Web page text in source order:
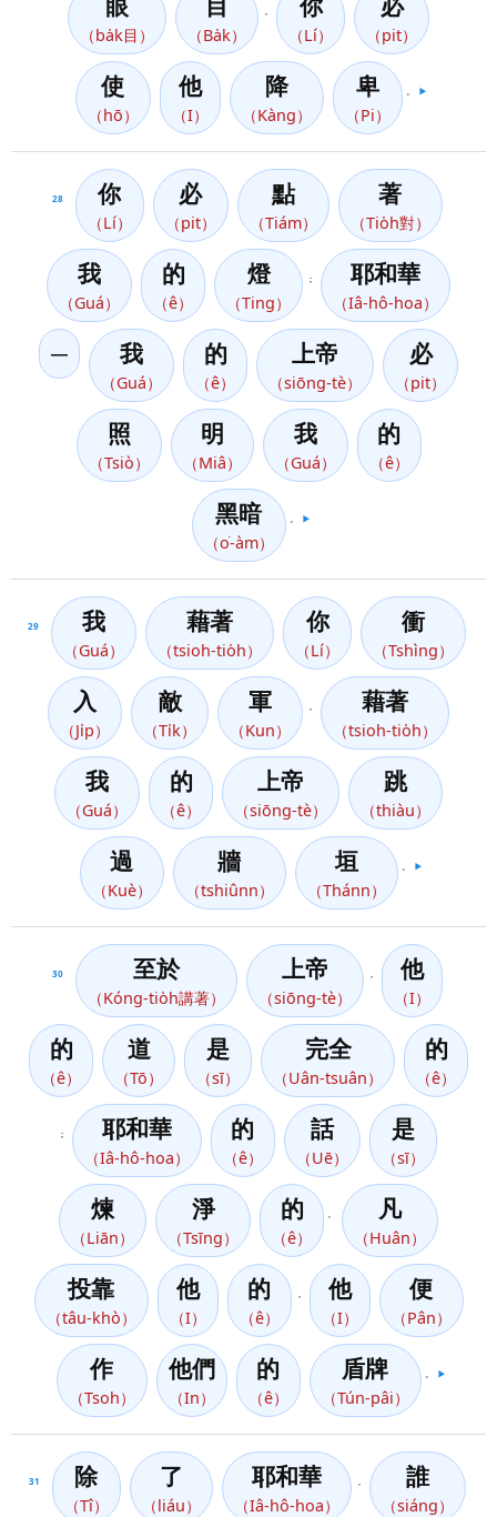
（ba̍k目） （Ba̍k） （Lí） （pit）
使
（hō）
他
（I）
降
（Kàng）
卑
（Pi）
▶️
28 你
（Lí）
必
（pit）
點
（Tiám）
著
（Tio̍h對）
我
（Guá）
的
（ê）
燈
（Ting）
； 耶和華
（Iâ-hô-hoa）
─ 我
（Guá）
的
（ê）
上帝
（siōng-tè）
必
（pit）
照
（Tsiò）
明
（Miâ）
我
（Guá）
的
（ê）
黑暗
（o͘-àm）
▶️
29 我
（Guá）
藉著
（tsioh-tio̍h）
你
（Lí）
衝
（Tshìng）
入
（Ji̍p）
敵
（Ti̍k）
軍
（Kun）
藉著
（tsioh-tio̍h）
我
（Guá）
的
（ê）
上帝
（siōng-tè）
跳
（thiàu）
過
（Kuè）
牆
（tshiûnn）
垣
（Thánn）
▶️
30 至於
（Kóng-tio̍h講著）
上帝
（siōng-tè）
他
（I）
的
（ê）
道
（Tō）
是
（sī）
完全
（Uân-tsuân）
的
（ê）
； 耶和華
（Iâ-hô-hoa）
的
（ê）
話
（Uē）
是
（sī）
煉
（Liān）
淨
（Tsīng）
的
（ê）
凡
（Huân）
投靠
（tâu-khò）
他
（I）
的
（ê）
他
（I）
便
（Pân）
作
（Tsoh）
他們
（In）
的
（ê）
盾牌
（Tún-pâi）
▶️
31 除
（Tî）
了
（liáu）
耶和華
（Iâ-hô-hoa）
誰
（siáng）